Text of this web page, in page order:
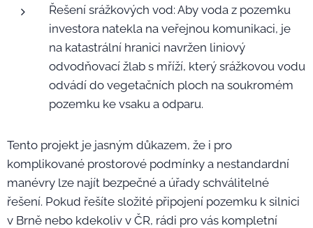
Řešení srážkových vod: Aby voda z pozemku
investora natekla na veřejnou komunikaci, je
na katastrální hranici navržen liniový
odvodňovací žlab s mříží, který srážkovou vodu
odvádí do vegetačních ploch na soukromém
pozemku ke vsaku a odparu.
Tento projekt je jasným důkazem, že i pro
komplikované prostorové podmínky a nestandardní
manévry lze najít bezpečné a úřady schválitelné
řešení. Pokud řešíte složité připojení pozemku k silnici
v Brně nebo kdekoliv v ČR, rádi pro vás kompletní